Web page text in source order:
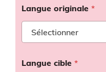
Langue originale *
Langue cible *